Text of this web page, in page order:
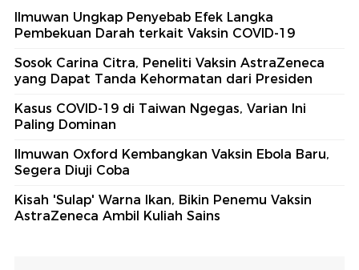
Ilmuwan Ungkap Penyebab Efek Langka
Pembekuan Darah terkait Vaksin COVID-19
Sosok Carina Citra, Peneliti Vaksin AstraZeneca
yang Dapat Tanda Kehormatan dari Presiden
Kasus COVID-19 di Taiwan Ngegas, Varian Ini
Paling Dominan
Ilmuwan Oxford Kembangkan Vaksin Ebola Baru,
Segera Diuji Coba
Kisah 'Sulap' Warna Ikan, Bikin Penemu Vaksin
AstraZeneca Ambil Kuliah Sains